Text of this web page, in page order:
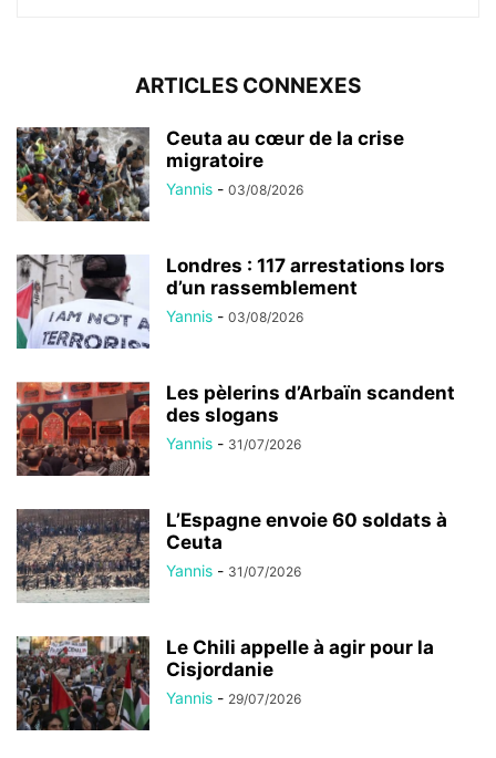
ARTICLES CONNEXES
Ceuta au cœur de la crise
migratoire
Yannis - 03/08/2026
Londres : 117 arrestations lors
d’un rassemblement
Yannis - 03/08/2026
Les pèlerins d’Arbaïn scandent
des slogans
Yannis - 31/07/2026
L’Espagne envoie 60 soldats à
Ceuta
Yannis - 31/07/2026
Le Chili appelle à agir pour la
Cisjordanie
Yannis - 29/07/2026